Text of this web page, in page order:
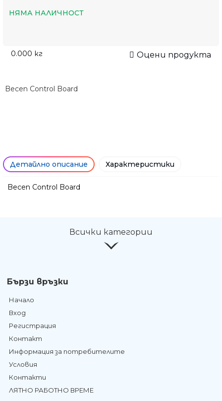
НЯМА НАЛИЧНОСТ
0.000 кг Оцени продукта
Becen Control Board
Детайлно описание Характеристики
Becen Control Board
Всички категории
Бързи връзки
Начало
Вход
Регистрация
Контакт
Информация за потребителите
Условия
Контакти
ЛЯТНО РАБОТНО ВРЕМЕ